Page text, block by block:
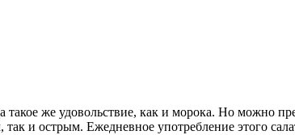
же удовольствие, как и морока. Но можно
и острым. Ежедневное употребление этого